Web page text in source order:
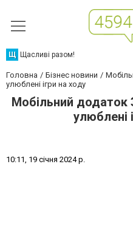
Щ Щасливі разом!
Головна Бізнес новини
улюблені ігри на ходу
Мобільний додаток
улюблені
10:1 1, 19 січня 2024р.